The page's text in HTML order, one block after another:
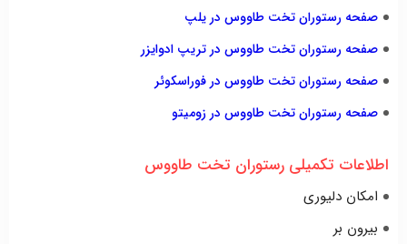
صفحه رستوران تخت طاووس در یلپ
صفحه رستوران تخت طاووس در تریپ ادوایزر
صفحه رستوران تخت طاووس در فوراسکوئر
صفحه رستوران تخت طاووس در زومیتو
اطلاعات تکمیلی رستوران تخت طاووس
امکان دلیوری
بیرون بر